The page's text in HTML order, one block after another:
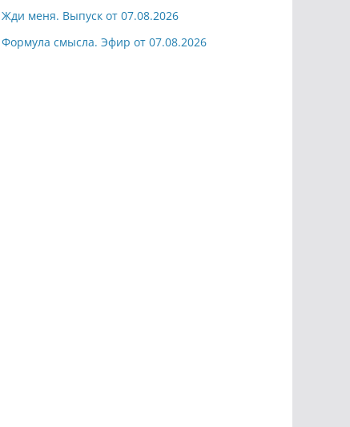
Жди меня. Выпуск от 07.08.2026
Формула смысла. Эфир от 07.08.2026